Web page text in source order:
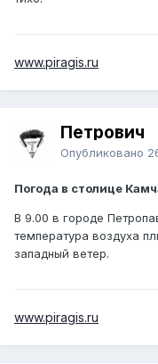
www.piragis.ru
Петрович
Опубликовано
Погода в столице
В 9.00 в городе
температура воздуха
западный ветер.
www.piragis.ru